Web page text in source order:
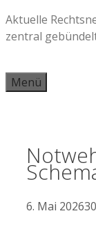
Zum
Inhalt
Aktuelle
zentral
Menü
6. Mai 2026